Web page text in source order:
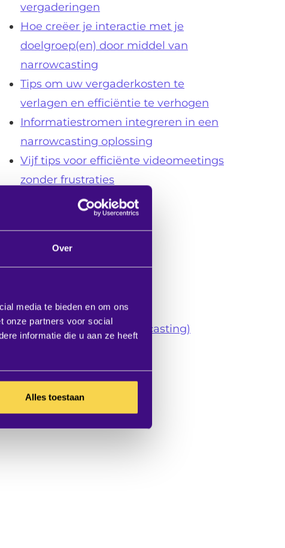
Over
media te bieden en om ons
onze partners voor social
informatie die u aan ze heeft
Alles toestaan
vergaderingen
Hoe creëer je interactie met je
doelgroep(en) door middel van
narrowcasting
Tips om uw vergaderkosten te
verlagen en efficiëntie te verhogen
Informatiestromen integreren in een
narrowcasting oplossing
Vijf tips voor efficiënte videomeetings
zonder frustraties
Blogs per onderwerp
Audiovisuele inrichting
Vergaderen
Hybride kantoor
Videoconference
Digital signage (narrowcasting)
As-a-Service